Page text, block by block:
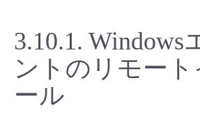
ネットワーク
IoT
クラウド/サーバー
ネットワーク
料金シミュレーター
データ利活用
ご利用開始ガイド
■ 管理機能
ユースケース
3.10.1. Windows
ントのリモート
ール